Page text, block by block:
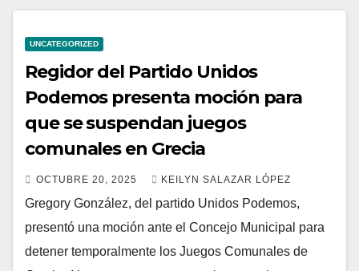
UNCATEGORIZED
Regidor del Partido Unidos
Podemos presenta moción para
que se suspendan juegos
comunales en Grecia
OCTUBRE 20, 2025 KEILYN SALAZAR LÓPEZ
Gregory González, del partido Unidos Podemos,
presentó una moción ante el Concejo Municipal para
detener temporalmente los Juegos Comunales de